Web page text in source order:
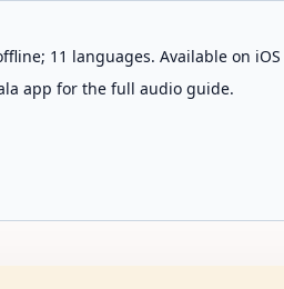
11 languages. Available on
app for the full audio guide.